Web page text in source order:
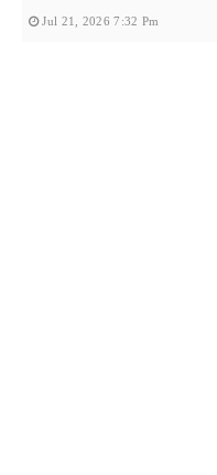
Jul 21, 2026 7:32 Pm